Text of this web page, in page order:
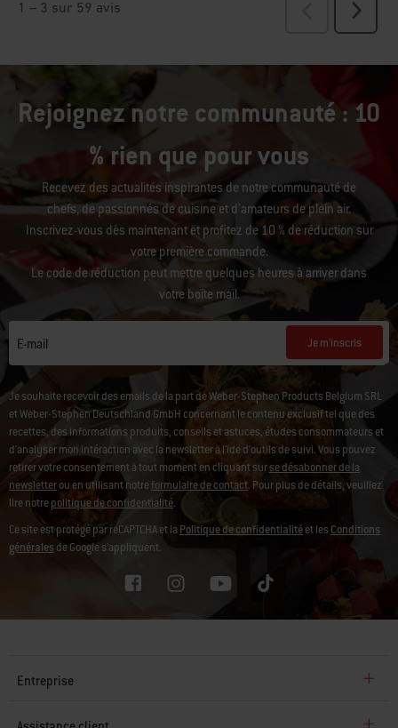
Rejoignez notre communauté : 10
% rien que pour vous
Recevez des actualités inspirantes de notre communauté de
chefs, de passionnés de cuisine et d’amateurs de plein air.
Inscrivez-vous dès maintenant et profitez de 10 % de réduction sur
votre première commande.
Le code de réduction peut mettre quelques heures à arriver dans
votre boîte mail.
E-mail Je m'inscris
Je souhaite recevoir des emails de la part de Weber-Stephen Products Belgium SRL
et Weber-Stephen Deutschland GmbH concernant le contenu exclusif tel que des
recettes, des informations produits, conseils et astuces, études consommateurs et
d'analyser mon intéraction avec la newsletter à l'ide d'outils de suivi.Vous pouvez
retirer votre consentement à tout moment en cliquant surse désabonner de la
newsletterou en utilisant notreformulaire de contact. Pour plus de détails, veuillez
lire notrepolitique de confidentialité.
Ce site est protégé par reCAPTCHA et la Politique de confidentialitéet lesConditions
généralesde Google s’appliquent.
Entreprise